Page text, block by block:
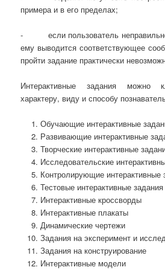
примера и в его пределах;
- если пользователь неправильно
ему выводится соответствующее
пройти задание практически
Интерактивные задания можно
характеру, виду и способу
Обучающие интерактивные
Развивающие интерактивные
Творческие интерактивные
Исследовательские
Контролирующие интерактивные
Тестовые интерактивные задания
Интерактивные кроссворды
Интерактивные плакаты
Динамические чертежи
Задания на эксперимент и
Задания на конструирование
Интерактивные модели